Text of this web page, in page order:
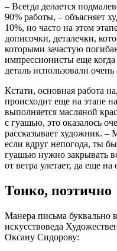
– Всегда делается
90% работы, – объясняет
10%, но часто на этом
дописочки, деталечки,
которыми зачастую
импрессионисты еще
деталь использовали
Кстати, основная работа
происходит еще на этапе
выполняется масляной
с гуашью, это оказалось
рассказывает художник. –
если вдруг непогода, ты
гуашью нужно закрывать
от ветра улетает, да еще
Тонко, поэтично
Манера письма буквально
искусствоведа
Оксану Сидорову: